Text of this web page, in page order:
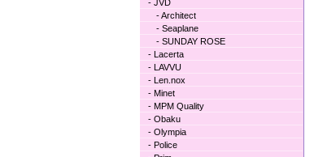
- JVD
- Architect
- Seaplane
- SUNDAY ROSE
- Lacerta
- LAVVU
- Len.nox
- Minet
- MPM Quality
- Obaku
- Olympia
- Police